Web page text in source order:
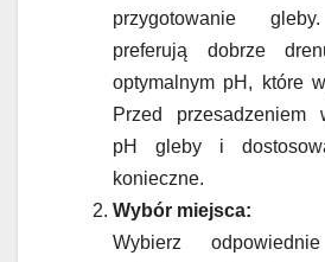
przygotowanie
preferują dobrze
optymalnym pH, które
Przed przesadzeniem
pH gleby i
konieczne.
Wybór miejsca:
Wybierz